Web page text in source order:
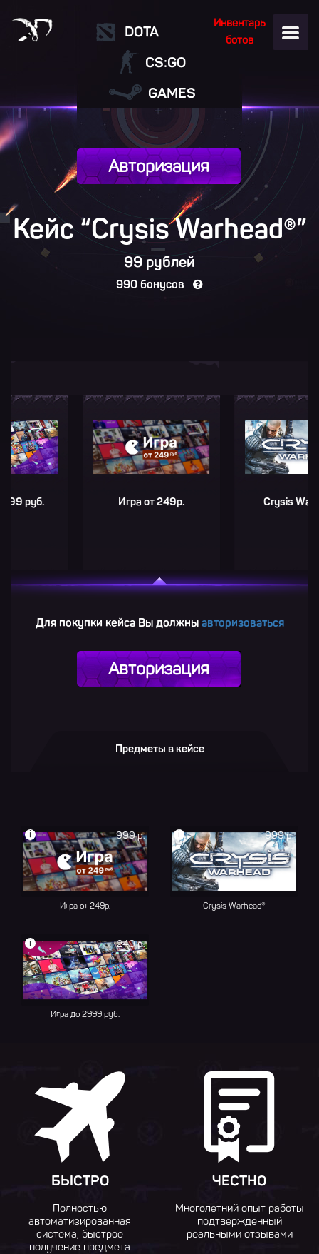
Инвентарь
ботов
DOTA
CS:GO
GAMES
Авторизация
Кейс “Crysis Warhead®”
99 рублей
990 бонусов
Игра от 249р. Crysis Warhead®
Для покупки кейса Вы должны авторизоваться
Авторизация
Предметы в кейсе
999 р.
i
Игра от 249р.
999 р.
i
Crysis Warhead®
249 р.
i
Игра до 2999 руб.
БЫСТРО
Полностью
автоматизированная
система, быстрое
получение предмета
ЧЕСТНО
Многолетний опыт работы
подтверждённый
реальными отзывами